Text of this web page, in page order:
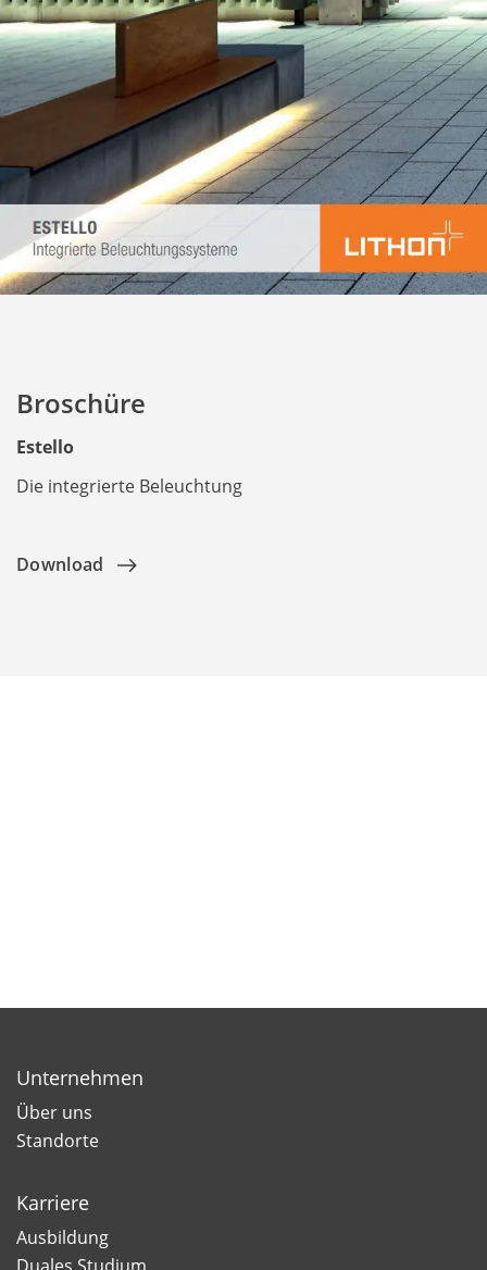
Broschüre
Estello
Die integrierte Beleuchtung
Download
Unternehmen
Über uns
Standorte
Karriere
Ausbildung